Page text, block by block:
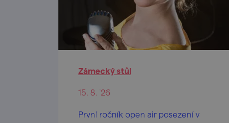
Zámecký stůl
15. 8. '26
První ročník open air posezení v